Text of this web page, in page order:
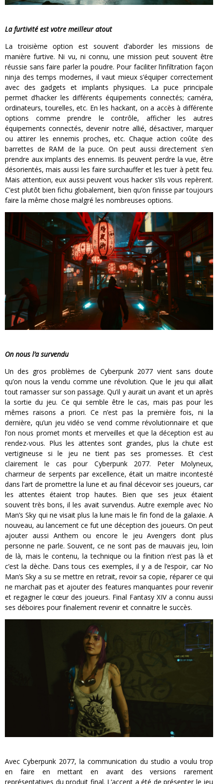
La furtivité est votre meilleur atout
La troisième option est souvent d’aborder les missions de
manière furtive. Ni vu, ni connu, une mission peut souvent être
réussie sans faire parler la poudre. Pour faciliter l’infiltration façon
ninja des temps modernes, il vaut mieux s’équiper correctement
avec des gadgets et implants physiques. La puce principale
permet d’hacker les différents équipements connectés; caméra,
ordinateurs, tourelles, etc. En les hackant, on a accès à différente
options comme prendre le contrôle, afficher les autres
équipements connectés, devenir notre allié, désactiver, marquer
ou attirer les ennemis proches, etc. Chaque action coûte des
barrettes de RAM de la puce. On peut aussi directement s’en
prendre aux implants des ennemis. Ils peuvent perdre la vue, être
désorientés, mais aussi les faire surchauffer et les tuer à petit feu.
Mais attention, eux aussi peuvent vous hacker s’ils vous repèrent.
C’est plutôt bien fichu globalement, bien qu’on finisse par toujours
faire la même chose malgré les nombreuses options.
On nous l’a survendu
Un des gros problèmes de Cyberpunk 2077 vient sans doute
qu’on nous la vendu comme une révolution. Que le jeu qui allait
tout ramasser sur son passage. Qu’il y aurait un avant et un après
la sortie du jeu. Ce qui semble être le cas, mais pas pour les
mêmes raisons a priori. Ce n’est pas la première fois, ni la
dernière, qu’un jeu vidéo se vend comme révolutionnaire et que
l’on nous promet monts et merveilles et que la déception est au
rendez-vous. Plus les attentes sont grandes, plus la chute est
vertigineuse si le jeu ne tient pas ses promesses. Et c’est
clairement le cas pour Cyberpunk 2077. Peter Molyneux,
charmeur de serpents par excellence, était un maitre incontesté
dans l’art de promettre la lune et au final décevoir ses joueurs, car
les attentes étaient trop hautes. Bien que ses jeux étaient
souvent très bons, il les avait survendus. Autre exemple avec No
Man’s Sky qui ne visait plus la lune mais le fin fond de la galaxie. A
nouveau, au lancement ce fut une déception des joueurs. On peut
ajouter aussi Anthem ou encore le jeu Avengers dont plus
personne ne parle. Souvent, ce ne sont pas de mauvais jeu, loin
de là, mais le contenu, la technique ou la finition n’est pas là et
c’est la dèche. Dans tous ces exemples, il y a de l’espoir, car No
Man’s Sky a su se mettre en retrait, revoir sa copie, réparer ce qui
ne marchait pas et ajouter des features manquantes pour revenir
et regagner le cœur des joueurs. Final Fantasy XIV a connu aussi
ses déboires pour finalement revenir et connaitre le succès.
Avec Cyberpunk 2077, la communication du studio a voulu trop
en faire en mettant en avant des versions rarement
représentatives du produit final. L’accent a été de présenter le jeu